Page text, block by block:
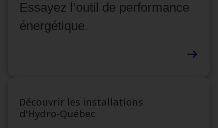
Essayez l’outil de performance
énergétique.
Découvrir les installations
d’Hydro‑Québec